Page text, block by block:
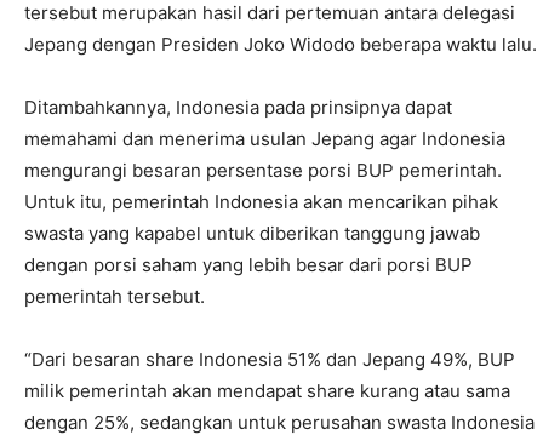
tersebut merupakan hasil dari pertemuan antara delegasi
Jepang dengan Presiden Joko Widodo beberapa waktu lalu.
Ditambahkannya, Indonesia pada prinsipnya dapat
memahami dan menerima usulan Jepang agar Indonesia
mengurangi besaran persentase porsi BUP pemerintah.
Untuk itu, pemerintah Indonesia akan mencarikan pihak
swasta yang kapabel untuk diberikan tanggung jawab
dengan porsi saham yang lebih besar dari porsi BUP
pemerintah tersebut.
“Dari besaran share Indonesia 51% dan Jepang 49%, BUP
milik pemerintah akan mendapat share kurang atau sama
dengan 25%, sedangkan untuk perusahan swasta Indonesia